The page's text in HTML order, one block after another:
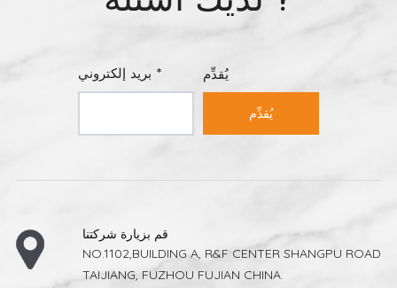
بريد إلكتروني * يُقدِّم
يُقدِّم
قم بزيارة شركتنا
NO.1102,BUILDING A, R&F CENTER SHANGPU ROAD
TAIJIANG, FUZHOU FUJIAN CHINA.